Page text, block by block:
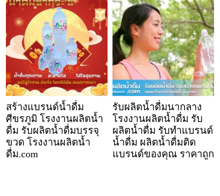
สร้างแบรนด์น้ำดื่ม
ศีขรภูมิ โรงงานผลิตน้ำ
ดื่ม รับผลิตน้ำดื่มบรรจุ
ขวด โรงงานผลิตน้ำ
ดื่ม.com
รับผลิตน้ำดื่มนากลาง
โรงงานผลิตน้ำดื่ม รับ
ผลิตน้ำดื่ม รับทำแบรนด์
น้ำดื่ม ผลิตน้ำดื่มติด
แบรนด์ของคุณ ราคาถูก